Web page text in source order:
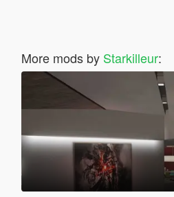
More mods by Starkilleur: